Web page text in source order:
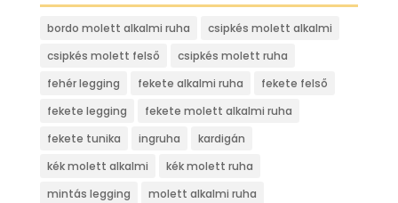
bordo molett alkalmi ruha
csipkés molett alkalmi
csipkés molett felső
csipkés molett ruha
fehér legging
fekete alkalmi ruha
fekete felső
fekete legging
fekete molett alkalmi ruha
fekete tunika
ingruha
kardigán
kék molett alkalmi
kék molett ruha
mintás legging
molett alkalmi ruha